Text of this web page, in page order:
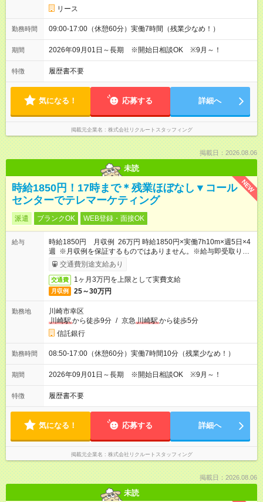
リース
勤務時間 09:00-17:00（休憩60分）実働7時間（残業少なめ！）
期間 2026年09月01日～長期 ※開始日相談OK ※9月～！
特徴 履歴書不要
気になる！ 応募する 詳細へ
掲載元企業名 株式会社リクルートスタッフィング
掲載日：2026.08.06
未読
NEW
時給1850円！17時まで＊残業ほぼなし▼コール
センターでテレマーケティング
派遣 ブランクOK WEB登録・面接OK
給与
時給1850円 月収例 26万円 時給1850円×実働7h10m×週5日×4
週 ※月収例を保証するものではありません。※給与即受取りサ
ービス利用可（利用条件有）
交通費別途支給あり
交通費 1ヶ月3万円を上限として実費支給
月収例 25～30万円
勤務地
川崎市幸区
川崎駅から徒歩9分 / 京急 川崎駅から徒歩5分
信託銀行
勤務時間 08:50-17:00（休憩60分）実働7時間10分（残業少なめ！）
期間 2026年09月01日～長期 ※開始日相談OK ※9月～！
特徴 履歴書不要
気になる！ 応募する 詳細へ
掲載元企業名 株式会社リクルートスタッフィング
掲載日：2026.08.06
未読